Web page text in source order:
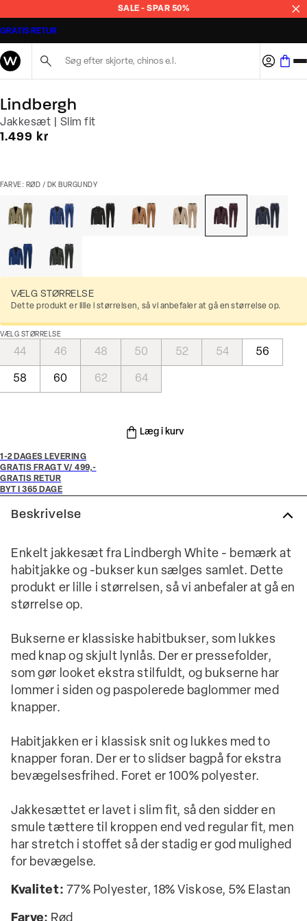
SALE - SPAR 50%
GRATIS RETUR
Lindbergh
Jakkesæt | Slim fit
I alt (inkl. rabat)
1.499 kr
FARVE: RØD / DK BURGUNDY
VÆLG STØRRELSE
Dette produkt er lille i størrelsen, så vi anbefaler at gå en størrelse op.
VÆLG STØRRELSE
44 46 48 50 52 54 56
58 60 62 64
Læg i kurv
1-2 DAGES LEVERING
GRATIS FRAGT V/ 499,-
GRATIS RETUR
BYT I 365 DAGE
Beskrivelse
Enkelt jakkesæt fra Lindbergh White - bemærk at
habitjakke og -bukser kun sælges samlet. Dette
produkt er lille i størrelsen, så vi anbefaler at gå en
størrelse op.
Bukserne er klassiske habitbukser, som lukkes
med knap og skjult lynlås. Der er pressefolder,
som gør looket ekstra stilfuldt, og bukserne har
lommer i siden og paspolerede baglommer med
knapper.
Habitjakken er i klassisk snit og lukkes med to
knapper foran. Der er to slidser bagpå for ekstra
bevægelsesfrihed. Foret er 100% polyester.
Jakkesættet er lavet i slim fit, så den sidder en
smule tættere til kroppen end ved regular fit, men
har stretch i stoffet så der stadig er god mulighed
for bevægelse.
Kvalitet: 77% Polyester, 18% Viskose, 5% Elastan
Farve: Rød